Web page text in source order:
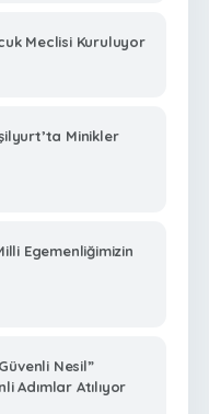
Meclisi Kuruluyor
Minikler
Egemenliğimizin
Nesil”
Adımlar Atılıyor